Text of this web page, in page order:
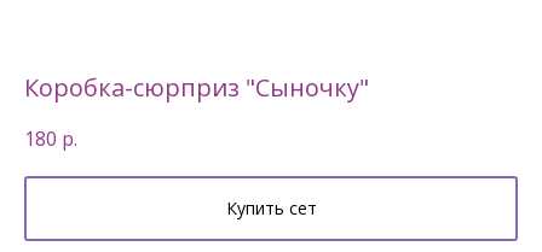
Коробка-сюрприз "Сыночку"
180 р.
Купить сет